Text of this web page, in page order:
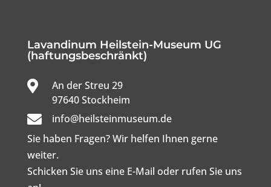
Lavandinum Heilstein-Museum UG
(haftungsbeschränkt)
 An der Streu 29
97640 Stockheim

info@heilsteinmuseum.de
Sie haben Fragen? Wir helfen Ihnen gerne
weiter.
Schicken Sie uns eine E-Mail oder rufen Sie uns